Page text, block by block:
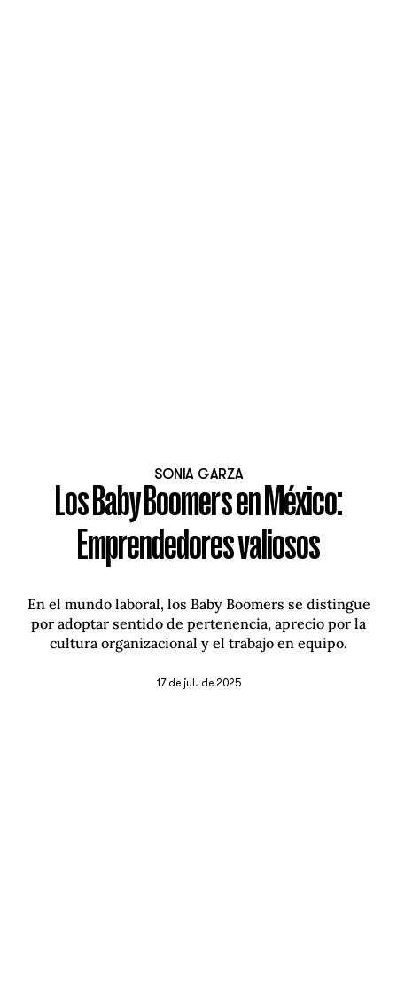
SONIA GARZA
Los Baby Boomers en México:
Emprendedores valiosos
En el mundo laboral, los Baby Boomers se distingue
por adoptar sentido de pertenencia, aprecio por la
cultura organizacional y el trabajo en equipo.
17 de jul. de 2025